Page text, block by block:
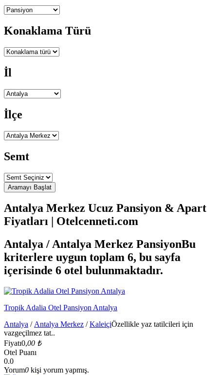
Konaklama Türü
İl
İlçe
Semt
Antalya Merkez Ucuz Pansiyon & Apart
Fiyatları | Otelcenneti.com
Antalya / Antalya Merkez PansiyonBu
kriterlere uygun toplam 6, bu sayfa
içerisinde 6 otel bulunmaktadır.
Tropik Adalia Otel Pansiyon Antalya
Antalya / Antalya Merkez /KaleiçiÖzellikle yaz tatilcileri için
vazgeçilmez tat..
Fiyatı0,00 ₺
Otel Puanı
0.0
Yorum0 kişi yorum yapmış.